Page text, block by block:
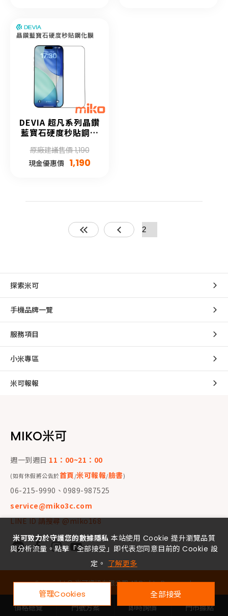
DEVIA 超凡系列晶鑽
藍寶石硬度秒貼鋼化
原廠建議售價 1,190
現金優惠價 1,190
探索米可
手機品牌一覽
服務項目
小米專區
米可報報
MIKO米可
週一到週日 11：00~21：00
(如有休假將公告於首頁/米可報報/臉書)
06-215-9990、0989-987525
service@miko3c.com
LINE ID 請搜尋 @miko168
Copyright ©米可資訊有限公司All Rights Reserved.
價格總覽 門號方案 即時詢價 門市據點
米可致力於守護您的數據隱私 本站使用 Cookie 提升瀏覽品質
與分析流量。點擊「全部接受」即代表您同意目前的 Cookie 設
定。 了解更多
管理Cookies 全部接受